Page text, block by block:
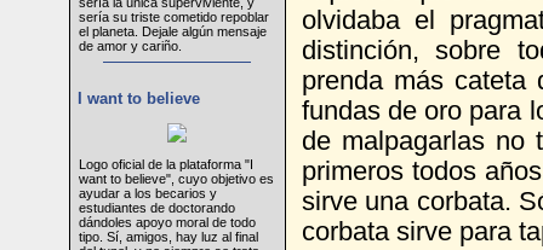
sería su triste cometido repoblar
el planeta. Dejale algún mensaje
de amor y cariño.
I want to believe
Logo oficial de la plataforma "I
want to believe", cuyo objetivo es
ayudar a los becarios y
estudiantes de doctorando
dándoles apoyo moral de todo
tipo. Sí, amigos, hay luz al final
olvidaba el
distinción, sobre
prenda más cateta
fundas de oro para
de malpagarlas no
primeros todos
sirve una corbata.
corbata sirve para